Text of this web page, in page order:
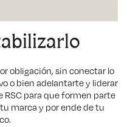
obligación, sin conectar lo
o bien adelantarte y liderar
para que formen parte
marca y por ende de tu